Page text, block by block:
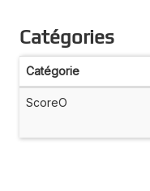
Catégories
Catégorie
ScoreO